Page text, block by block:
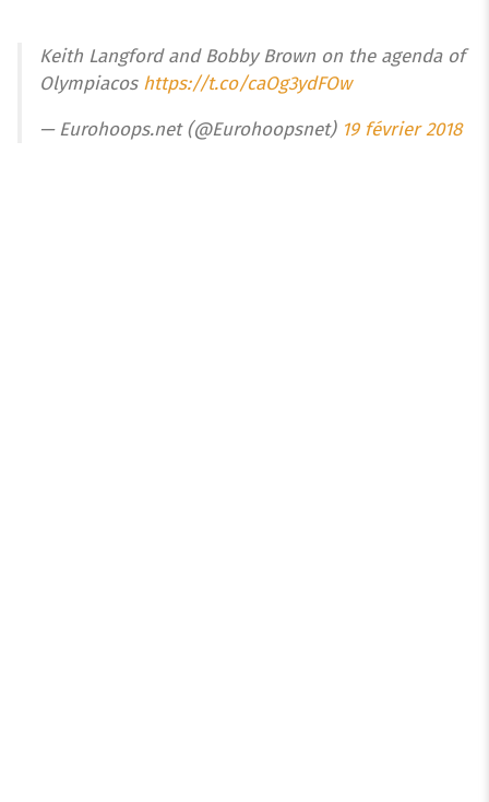
Keith Langford and Bobby Brown on the agenda of
Olympiacos https://t.co/caOg3ydFOw
— Eurohoops.net (@Eurohoopsnet) 19 février 2018